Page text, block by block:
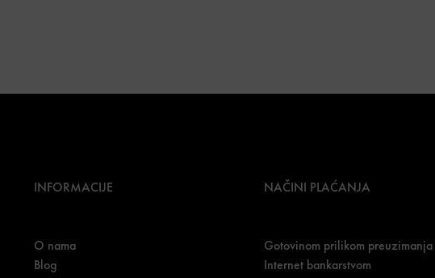
INFORMACIJE NAČINI PLAĆANJA
O nama
Blog
Gotovinom prilikom preuzimanja
Internet bankarstvom